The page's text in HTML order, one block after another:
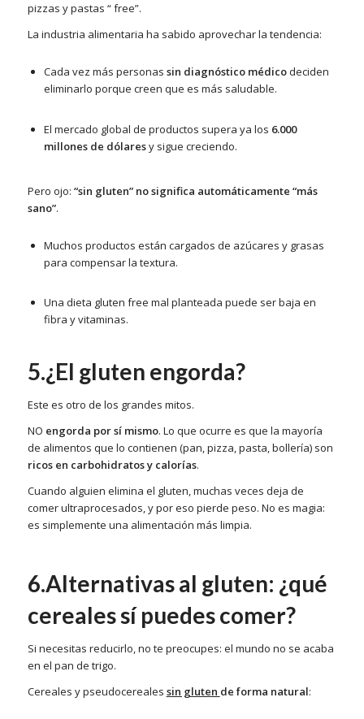
pizzas y pastas “ free”.
La industria alimentaria ha sabido aprovechar la tendencia:
Cada vez más personas sin diagnóstico médicodeciden
eliminarlo porque creen que es más saludable.
El mercado global de productos supera ya los 6.000
millones de dólaresy sigue creciendo.
Pero ojo: “sin gluten” no significa automáticamente “más
sano”.
Muchos productos están cargados de azúcares y grasas
para compensar la textura.
Una dieta gluten free mal planteada puede ser baja en
fibra y vitaminas.
5.¿El gluten engorda?
Este es otro de los grandes mitos.
NO engorda por sí mismo. Lo que ocurre es que la mayoría
de alimentos que lo contienen (pan, pizza, pasta, bollería) son
ricos en carbohidratos y calorías.
Cuando alguien elimina el gluten, muchas veces deja de
comer ultraprocesados, y por eso pierde peso. No es magia:
es simplemente una alimentación más limpia.
6.Alternativas al gluten: ¿qué
cereales sí puedes comer?
Si necesitas reducirlo, no te preocupes: el mundo no se acaba
en el pan de trigo.
Cereales y pseudocereales sin gluten de forma natural: